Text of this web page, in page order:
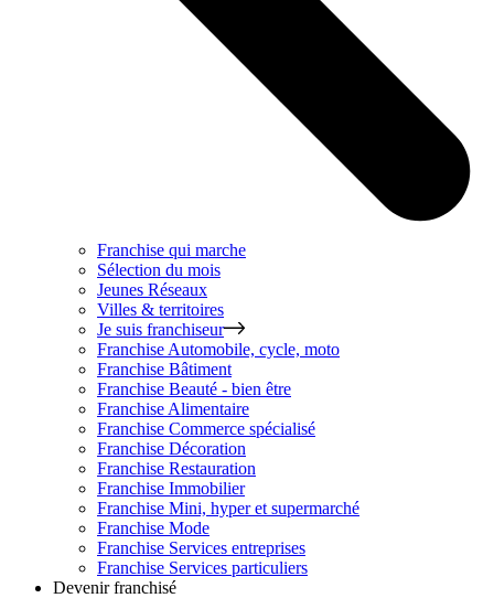
Franchise qui marche
Sélection du mois
Jeunes Réseaux
Villes & territoires
Je suis franchiseur
Franchise Automobile, cycle, moto
Franchise Bâtiment
Franchise Beauté - bien être
Franchise Alimentaire
Franchise Commerce spécialisé
Franchise Décoration
Franchise Restauration
Franchise Immobilier
Franchise Mini, hyper et supermarché
Franchise Mode
Franchise Services entreprises
Franchise Services particuliers
Devenir franchisé